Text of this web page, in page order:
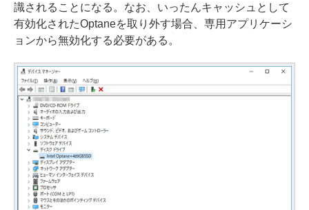
識されることになる。なお、いったんキャッシュとして
有効化されたOptaneを取り外す場合、専用アプリケーシ
ョンから無効化する必要がある。